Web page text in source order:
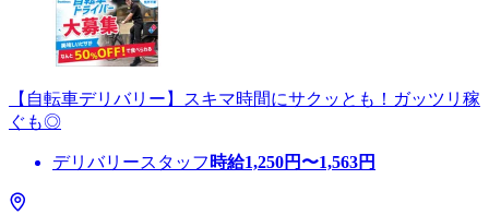
【自転車デリバリー】スキマ時間にサクッとも！ガッツリ稼
ぐも◎
デリバリースタッフ 時給1,250円〜1,563円